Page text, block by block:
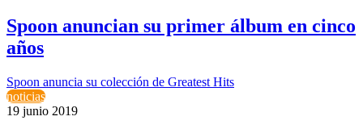
Spoon anuncian su primer álbum en cinco
años
Spoon anuncia su colección de Greatest Hits
noticias
19 junio 2019